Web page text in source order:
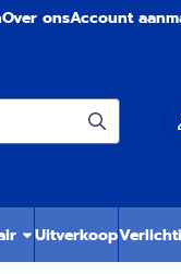
Over onsAccount
Uitverkoop